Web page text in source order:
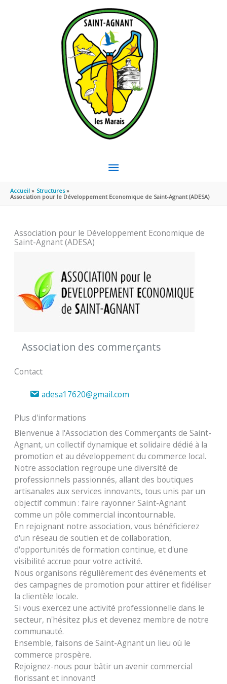
MENU
PRINCIPAL
Accueil
Structures
Association pour le Développement Economique de Saint-Agnant (ADESA)
Association pour le Développement Economique de
Saint-Agnant (ADESA)
Association des commerçants
Contact
adesa17620@gmail.com
Plus d'informations
Bienvenue à l'Association des Commerçants de Saint-
Agnant, un collectif dynamique et solidaire dédié à la
promotion et au développement du commerce local.
Notre association regroupe une diversité de
professionnels passionnés, allant des boutiques
artisanales aux services innovants, tous unis par un
objectif commun : faire rayonner Saint-Agnant
comme un pôle commercial incontournable.
En rejoignant notre association, vous bénéficierez
d'un réseau de soutien et de collaboration,
d'opportunités de formation continue, et d'une
visibilité accrue pour votre activité.
Nous organisons régulièrement des événements et
des campagnes de promotion pour attirer et fidéliser
la clientèle locale.
Si vous exercez une activité professionnelle dans le
secteur, n'hésitez plus et devenez membre de notre
communauté.
Ensemble, faisons de Saint-Agnant un lieu où le
commerce prospère.
Rejoignez-nous pour bâtir un avenir commercial
florissant et innovant!